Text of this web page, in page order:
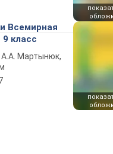
Всемирная
9 класс
А.А. Мартынюк,